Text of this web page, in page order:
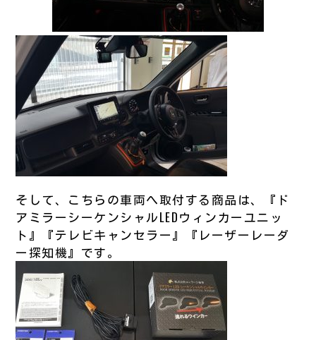
そして、こちらの車両へ取付する商品は、『ド
アミラーシーケンシャルLEDウィンカーユニッ
ト』『テレビキャンセラー』『レーザーレーダ
ー探知機』です。